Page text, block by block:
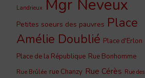
Landrieux Mgr Neveux
Petites soeurs des pauvres Place
Amélie Doublié Place d'Erlon
Place de la République Rue Bonhomme
Rue Brûlée rue Chanzy Rue Cérès Rue des